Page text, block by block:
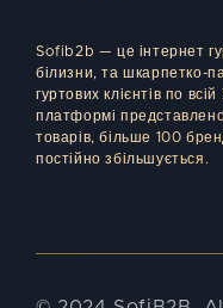
Sofib2b — це інтернет
білизни, та шкарпетко-
гуртових клієнтів по
платформі
товарів, більше 100
постійно збільшується.